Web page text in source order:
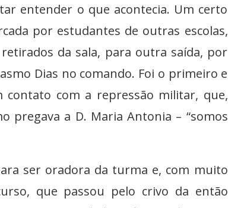
entender o que acontecia. Um certo
por estudantes de outras escolas,
da sala, para outra saída, por
Dias no comando. Foi o primeiro e
com a repressão militar, que,
pregava a D. Maria Antonia – “somos
ser oradora da turma e, com muito
que passou pelo crivo da então